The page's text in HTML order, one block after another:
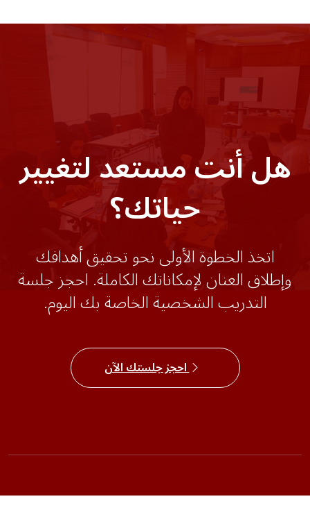
هل أنت مستعد لتغيير
حياتك؟
اتخذ الخطوة الأولى نحو تحقيق أهدافك
وإطلاق العنان لإمكاناتك الكاملة. احجز جلسة
التدريب الشخصية الخاصة بك اليوم.
احجز جلستك الآن